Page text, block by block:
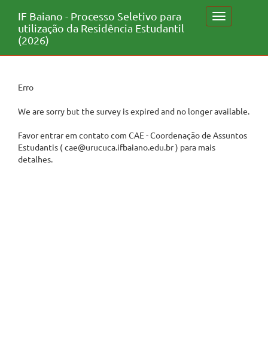
Toggle
navigation
IF Baiano - Processo Seletivo para
utilização da Residência Estudantil
(2026)
Erro
We are sorry but the survey is expired and no longer available.
Favor entrar em contato com CAE - Coordenação de Assuntos
Estudantis ( cae@urucuca.ifbaiano.edu.br ) para mais
detalhes.